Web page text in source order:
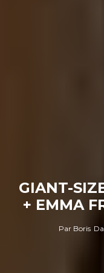
GIANT-
+ EMMA
Par Boris